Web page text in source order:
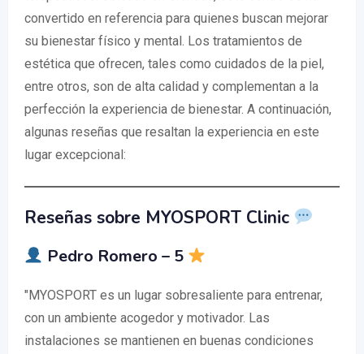
convertido en referencia para quienes buscan mejorar
su bienestar físico y mental. Los tratamientos de
estética que ofrecen, tales como cuidados de la piel,
entre otros, son de alta calidad y complementan a la
perfección la experiencia de bienestar. A continuación,
algunas reseñas que resaltan la experiencia en este
lugar excepcional:
Reseñas sobre MYOSPORT Clinic
Pedro Romero – 5
"MYOSPORT es un lugar sobresaliente para entrenar,
con un ambiente acogedor y motivador. Las
instalaciones se mantienen en buenas condiciones